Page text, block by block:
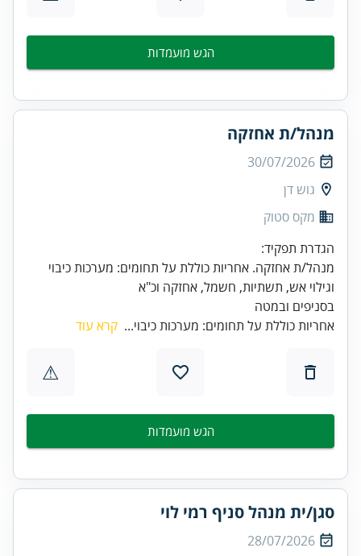
הגש מועמדות
מנהל/ת אחזקה
30/07/2026
גוש דן
מקס סטוק
מנהל/ת אחזקה. אחריות כוללת על תחומים: מערכות כיבוי
בסניפים ובמטה
אחריות כוללת על תחומים: מערכות כיבוי... קרא עוד
⚠
הגש מועמדות
סגן/ית מנהל סניף רמי לוי
28/07/2026